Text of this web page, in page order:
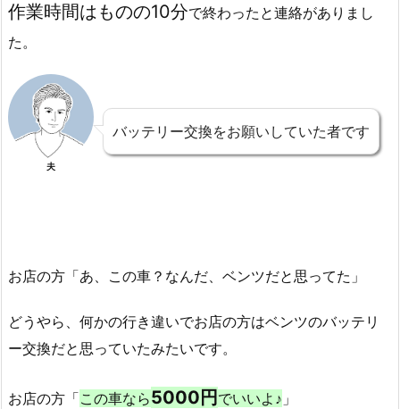
作業時間はものの10分で終わったと連絡がありまし
た。
夫
バッテリー交換をお願いしていた者です
お店の方「あ、この車？なんだ、ベンツだと思ってた」
どうやら、何かの行き違いでお店の方はベンツのバッテリ
ー交換だと思っていたみたいです。
お店の方「この車なら5000円 でいいよ♪ 」